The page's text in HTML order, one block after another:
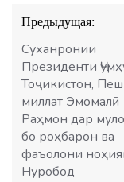
Навигация
по
записям
Предыдущая:
Суханронии
Президенти
Тоҷикистон,
миллат Эмомалӣ
Раҳмон дар
бо роҳбарон ва
фаъолони
Нуробод